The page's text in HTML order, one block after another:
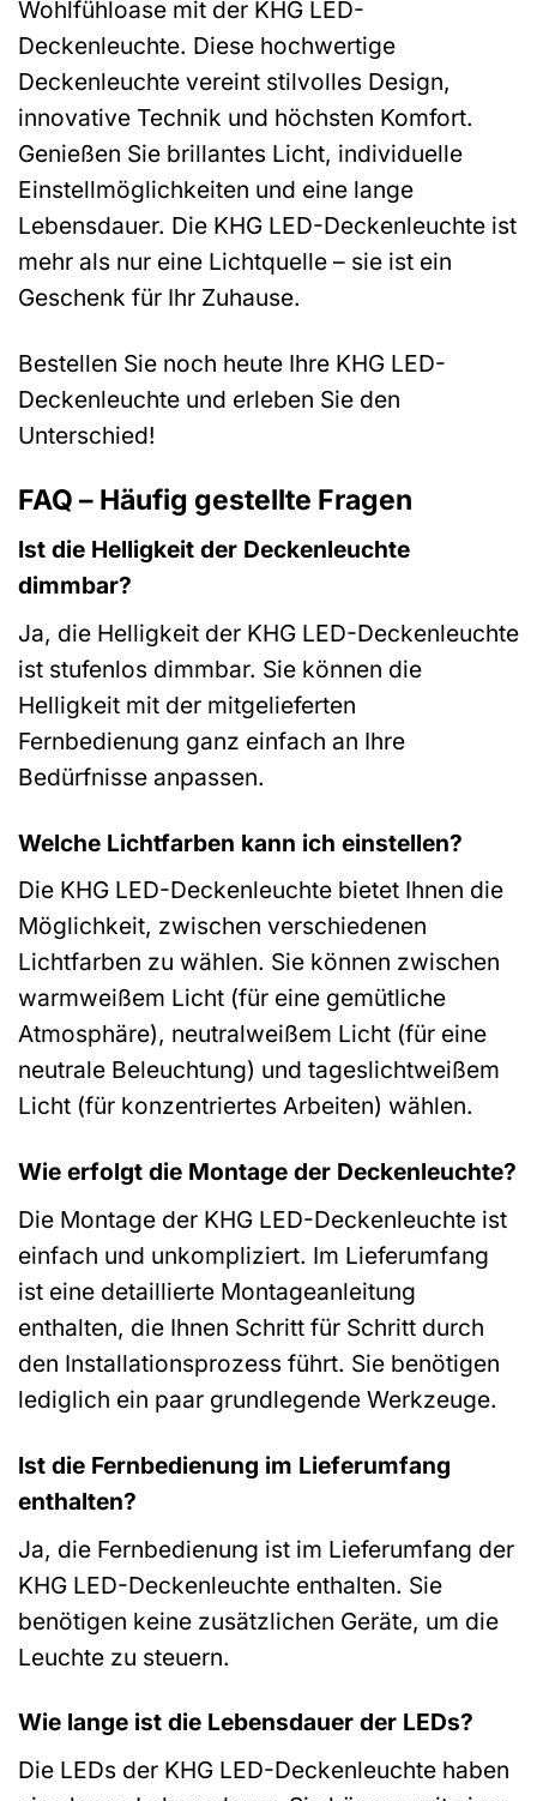
Wohlfühloase mit der KHG LED-
Deckenleuchte. Diese hochwertige
Deckenleuchte vereint stilvolles Design,
innovative Technik und höchsten Komfort.
Genießen Sie brillantes Licht, individuelle
Einstellmöglichkeiten und eine lange
Lebensdauer. Die KHG LED-Deckenleuchte ist
mehr als nur eine Lichtquelle – sie ist ein
Geschenk für Ihr Zuhause.
Bestellen Sie noch heute Ihre KHG LED-
Deckenleuchte und erleben Sie den
Unterschied!
FAQ – Häufig gestellte Fragen
Ist die Helligkeit der Deckenleuchte
dimmbar?
Ja, die Helligkeit der KHG LED-Deckenleuchte
ist stufenlos dimmbar. Sie können die
Helligkeit mit der mitgelieferten
Fernbedienung ganz einfach an Ihre
Bedürfnisse anpassen.
Welche Lichtfarben kann ich einstellen?
Die KHG LED-Deckenleuchte bietet Ihnen die
Möglichkeit, zwischen verschiedenen
Lichtfarben zu wählen. Sie können zwischen
warmweißem Licht (für eine gemütliche
Atmosphäre), neutralweißem Licht (für eine
neutrale Beleuchtung) und tageslichtweißem
Licht (für konzentriertes Arbeiten) wählen.
Wie erfolgt die Montage der Deckenleuchte?
Die Montage der KHG LED-Deckenleuchte ist
einfach und unkompliziert. Im Lieferumfang
ist eine detaillierte Montageanleitung
enthalten, die Ihnen Schritt für Schritt durch
den Installationsprozess führt. Sie benötigen
lediglich ein paar grundlegende Werkzeuge.
Ist die Fernbedienung im Lieferumfang
enthalten?
Ja, die Fernbedienung ist im Lieferumfang der
KHG LED-Deckenleuchte enthalten. Sie
benötigen keine zusätzlichen Geräte, um die
Leuchte zu steuern.
Wie lange ist die Lebensdauer der LEDs?
Die LEDs der KHG LED-Deckenleuchte haben